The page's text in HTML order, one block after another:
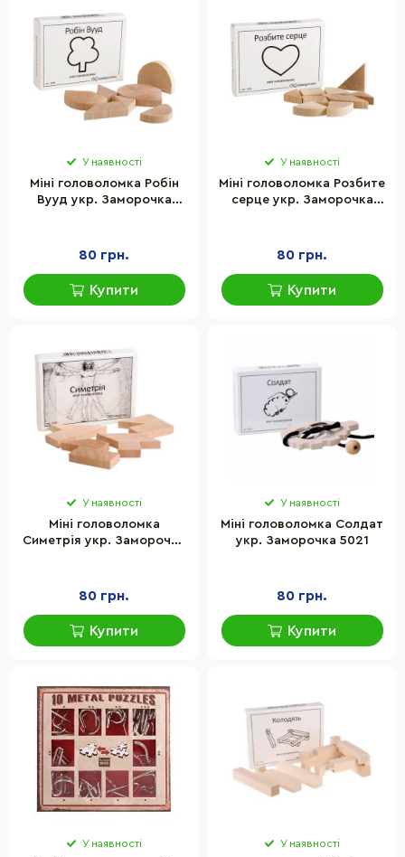
У наявності
Міні головоломка Робін
Вууд укр. Заморочка
80 грн.
Купити
У наявності
Міні головоломка Розбите
серце укр. Заморочка
80 грн.
Купити
У наявності
Міні головоломка
Симетрія укр. Заморочка
80 грн.
Купити
У наявності
Міні головоломка Солдат
укр. Заморочка 5021
80 грн.
Купити
У наявності У наявності